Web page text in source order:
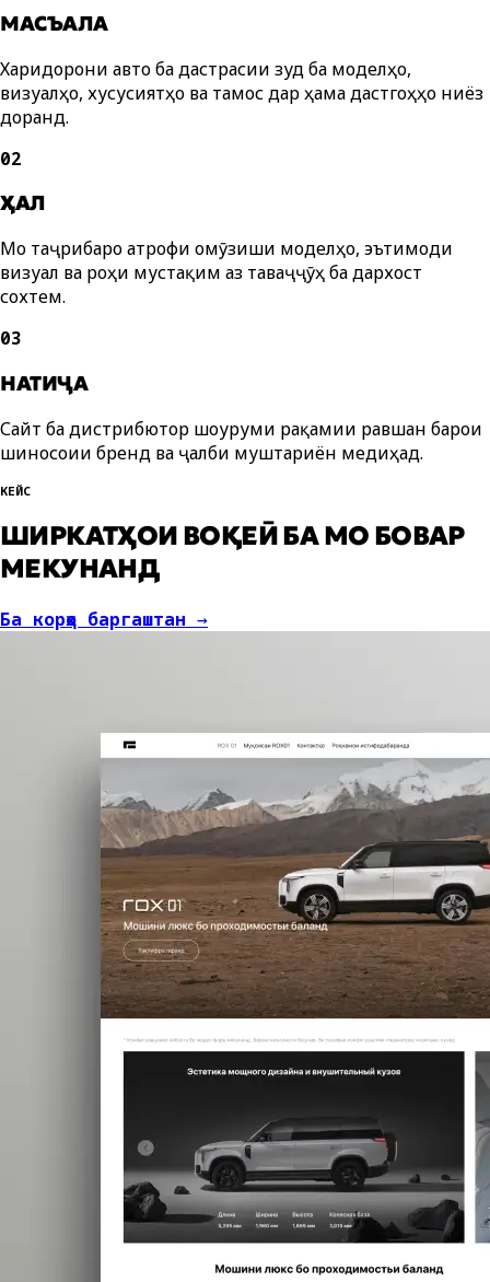
МАСЪАЛА
Харидорони авто ба дастрасии зуд ба моделҳо,
визуалҳо, хусусиятҳо ва тамос дар ҳама дастгоҳҳо ниёз
доранд.
02
ҲАЛ
Мо таҷрибаро атрофи омӯзиши моделҳо, эътимоди
визуалӣ ва роҳи мустақим аз таваҷҷӯҳ ба дархост
сохтем.
03
НАТИҶА
Сайт ба дистрибютор шоуруми рақамии равшан барои
шиносоии бренд ва ҷалби муштариён медиҳад.
КЕЙС
ШИРКАТҲОИ ВОҚЕӢ БА МО БОВАР
МЕКУНАНД
Ба корҳо баргаштан →